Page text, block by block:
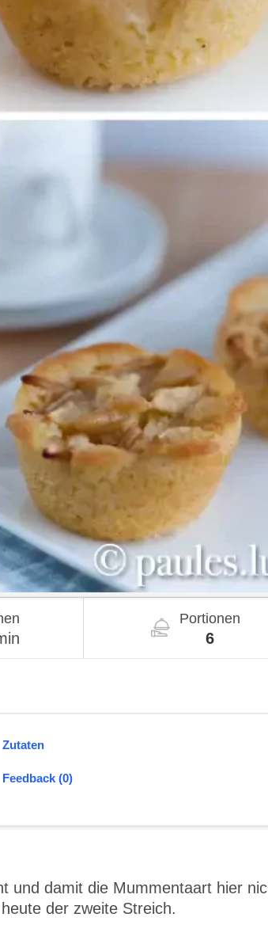
Portionen
6
Zutaten
Feedback (0)
und damit die Mummentaart hier
der zweite Streich.